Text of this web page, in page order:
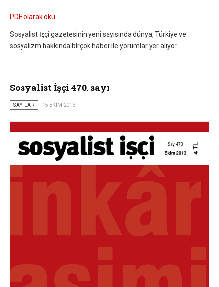
PDF olarak oku
Sosyalist İşçi gazetesinin yeni sayısında dünya, Türkiye ve
sosyalizm hakkında birçok haber ile yorumlar yer alıyor.
Sosyalist İşçi 470. sayı
SAYILAR 15 EKIM 2013